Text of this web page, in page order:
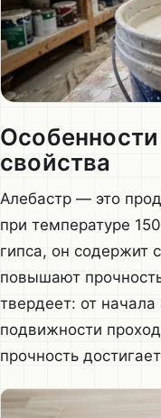
Особенности
свойства
Алебастр — это
при температуре
гипса, он содержит
повышают
твердеет: от
подвижности
прочность